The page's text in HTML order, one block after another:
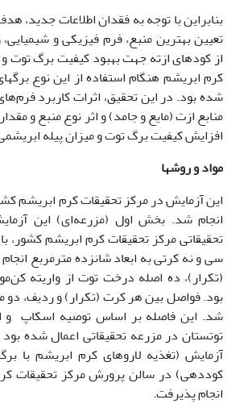
بنابراین با توجه به فقدان اطلاعات جدید،
تعیین بهترین منبع، فرم فیزیکی و
از کودهای ازته جهت بهبود کیفیت برگ توت
کرم ابریشم هنگام استفاده از این نوع
شده بود. در این تحقیق، اثرات کاربرد
منابع ازت (مایع و جامد) و اثر نوع منبع و
افزایش کیفیت برگ توت و میزان پیله
مواد و روشها
این آزمایش در مرکز تحقیقات کرم ابریشم
انجام شد. بخش اول (مزرعه‌ای) این
تحقیقاتی مرکز تحقیقات کرم ابریشم کشور،
سی و نه کرتی به ابعاد شانزده مترمربع
(تکرار)، ده اصله درخت توت از واریته
بود. فواصل بین هر کرت (تکرار) و ردیف، دو
شد. این فاصله بر اساس توصیه اسکاپ و
آزمایش (تغذیه لاروهای کرم ابریشم با
کوددهی) در سالن پرورش مرکز تحقیقات
انجام پذیرفت.